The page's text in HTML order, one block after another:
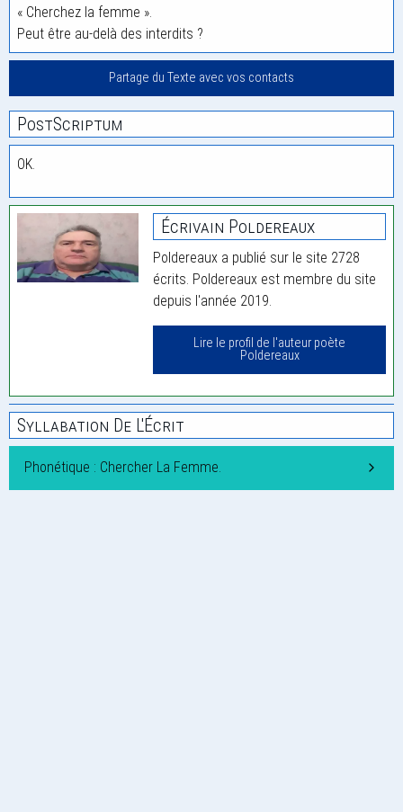
« Cherchez la femme ».
Peut être au-delà des interdits ?
Partage du Texte avec vos contacts
PostScriptum
OK.
Écrivain Poldereaux
Poldereaux a publié sur le site 2728
écrits. Poldereaux est membre du site
depuis l'année 2019.
Lire le profil de l'auteur poète
Poldereaux
Syllabation De L'Écrit
Phonétique : Chercher La Femme.